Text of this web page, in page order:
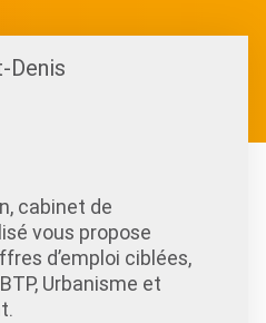
Denis
cabinet de
vous propose
d’emploi ciblées,
Urbanisme et